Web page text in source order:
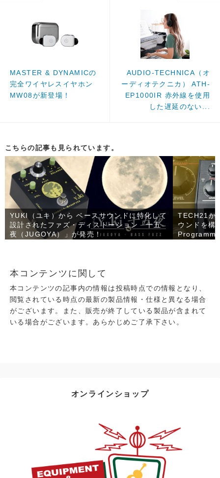
MASTER & DYNAMICの
完全ワイヤレスイヤホン
MW08が新登場！
AUDIO-TECHNICA（オ
ーディオテクニカ） ATH-
EP1000IR 赤外線を使用
した遅延のない...
こちらの記事も見られています。
YUKI（ユキ）から ベースサウンドに特化して
設計されたファズ・ディストーション「十五
夜（JUGOYA）」が発売！
TECH21か
ウンドを構
本コンテンツに関して
本コンテンツの記事内の情報は投稿時点での情報となり、
閲覧されている時点の最新の製品情報・仕様と異なる場合
がございます。また、販売が終了している製品が含まれて
いる場合がございます。あらかじめご了承下さい。
オンラインショップ